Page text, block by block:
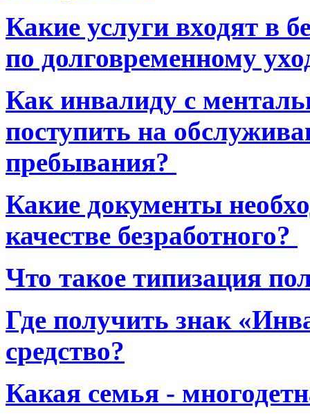
Какие услуги входят в
по долговременному
Как инвалиду с
поступить на
пребывания?
Какие документы
качестве безработного?
Что такое типизация
Где получить знак
средство?
Какая семья -